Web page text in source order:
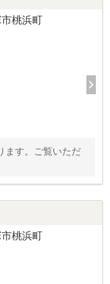
桃浜町
ます。ご覧いただ
桃浜町